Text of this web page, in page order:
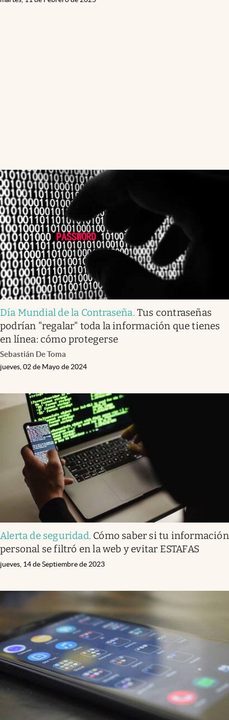
Día Mundial de la Contraseña.Tus contraseñas
podrían "regalar" toda la información que tienes
en línea: cómo protegerse
Sebastián De Toma
jueves, 02 de Mayo de 2024
Alerta de seguridad. Cómo saber si tu información
personal se filtró en la web y evitar ESTAFAS
jueves, 14 de Septiembre de 2023